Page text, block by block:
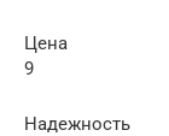
Цена
9
Надежность